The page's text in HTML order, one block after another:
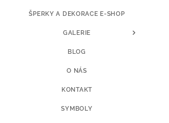
ŠPERKY A DEKORACE E-SHOP
GALERIE
BLOG
O NÁS
KONTAKT
SYMBOLY